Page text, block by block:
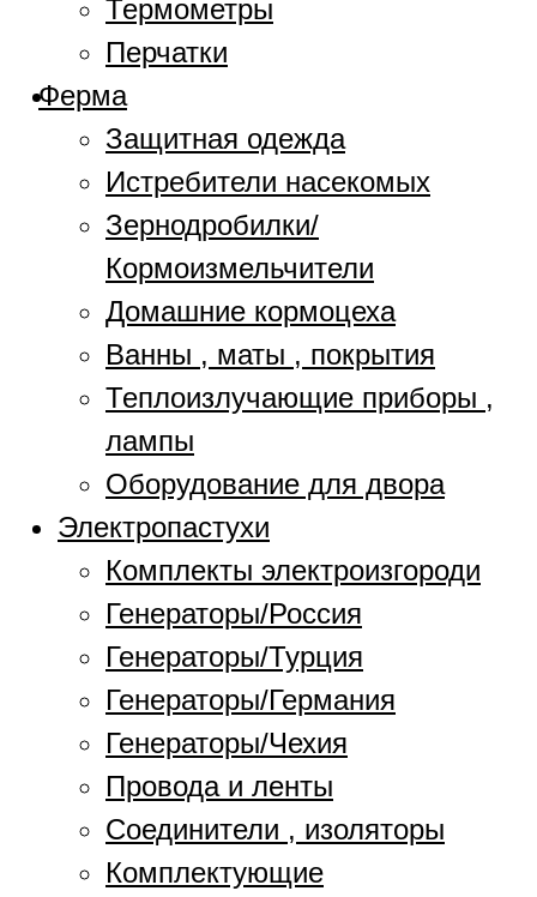
Термометры
Перчатки
Ферма
Защитная одежда
Истребители насекомых
Зернодробилки/
Кормоизмельчители
Домашние кормоцеха
Ванны , маты , покрытия
Теплоизлучающие приборы ,
лампы
Оборудование для двора
Электропастухи
Комплекты электроизгороди
Генераторы/Россия
Генераторы/Турция
Генераторы/Германия
Генераторы/Чехия
Провода и ленты
Соединители , изоляторы
Комплектующие